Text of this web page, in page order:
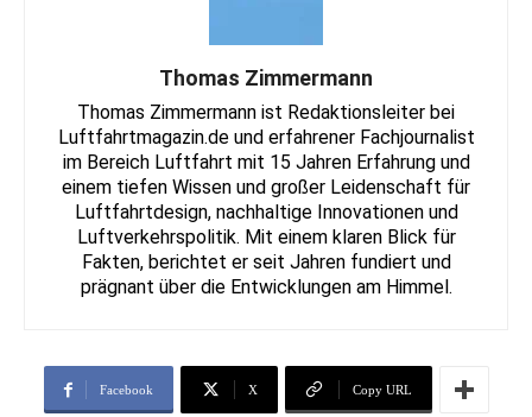
Thomas Zimmermann
Thomas Zimmermann ist Redaktionsleiter bei
Luftfahrtmagazin.de und erfahrener Fachjournalist
im Bereich Luftfahrt mit 15 Jahren Erfahrung und
einem tiefen Wissen und großer Leidenschaft für
Luftfahrtdesign, nachhaltige Innovationen und
Luftverkehrspolitik. Mit einem klaren Blick für
Fakten, berichtet er seit Jahren fundiert und
prägnant über die Entwicklungen am Himmel.
Facebook X Copy URL